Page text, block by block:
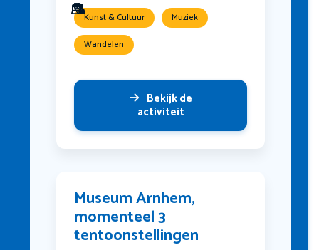
Kunst & Cultuur
Muziek
Wandelen
Bekijk de
activiteit
Museum Arnhem,
momenteel 3
tentoonstellingen